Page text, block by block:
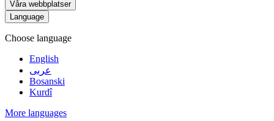
Våra webbplatser
Language
Choose language
English
عربى
Bosanski
Kurdî
More languages